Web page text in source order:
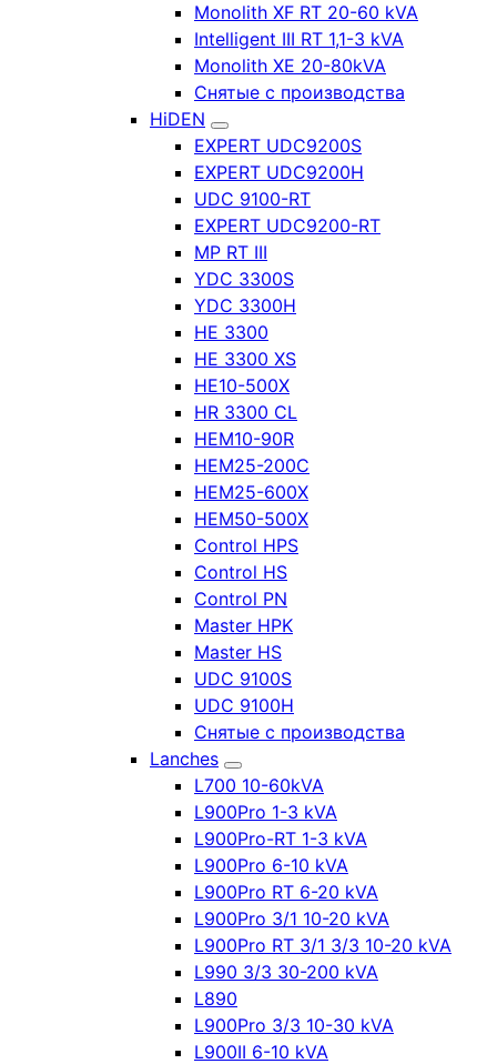
Monolith XF RT 20-60 kVA
Intelligent III RT 1,1-3 kVA
Monolith XE 20-80kVA
Снятые с производства
HiDEN
EXPERT UDC9200S
EXPERT UDC9200H
UDC 9100-RT
EXPERT UDC9200-RT
MP RT III
YDC 3300S
YDC 3300H
HE 3300
HE 3300 XS
HE10-500X
HR 3300 CL
HEM10-90R
HEM25-200C
HEM25-600X
HEM50-500X
Control HPS
Control HS
Control PN
Master HPK
Master HS
UDC 9100S
UDC 9100H
Снятые с производства
Lanches
L700 10-60kVA
L900Pro 1-3 kVA
L900Pro-RT 1-3 kVA
L900Pro 6-10 kVA
L900Pro RT 6-20 kVA
L900Pro 3/1 10-20 kVA
L900Pro RT 3/1 3/3 10-20 kVA
L990 3/3 30-200 kVA
L890
L900Pro 3/3 10-30 kVA
L900II 6-10 kVA